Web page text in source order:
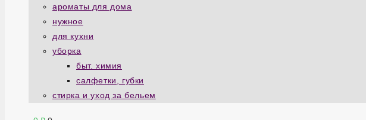
ароматы для дома
нужное
для кухни
уборка
быт. химия
салфетки, губки
стирка и уход за бельем